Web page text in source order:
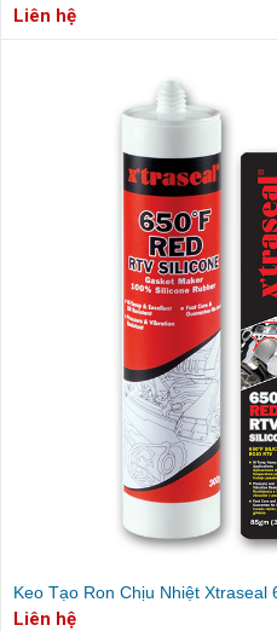
Liên hệ
Keo Tạo Ron Chịu Nhiệt Xtraseal
Liên hệ